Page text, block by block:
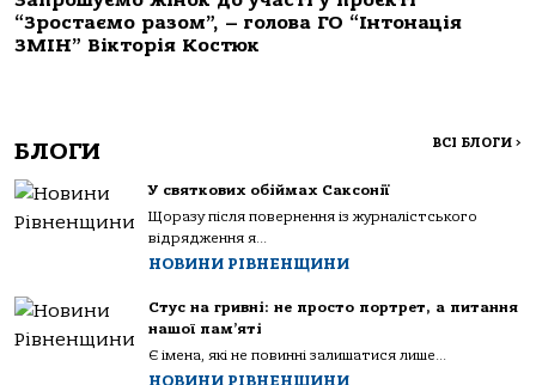
“Зростаємо разом”, – голова ГО “Інтонація
ЗМІН” Вікторія Костюк
БЛОГИ ВСІ БЛОГИ >
У святкових обіймах Саксонії
Щоразу після повернення із журналістського
відрядження я...
НОВИНИ РІВНЕНЩИНИ
Стус на гривні: не просто портрет, а питання
нашої пам’яті
Є імена, які не повинні залишатися лише...
НОВИНИ РІВНЕНЩИНИ